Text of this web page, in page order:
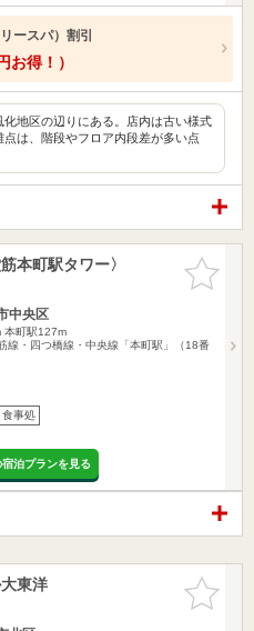
ースパ）割引
お得！）
地区の辺りにある。店内は古い様式
は、階段やフロア内段差が多い点
お気に入
りに追加
本町駅タワー〉
中央区
本町駅127m
線・四つ橋線・中央線「本町駅」（18番
食事処
泊プランを見る
お気に入
りに追加
東洋